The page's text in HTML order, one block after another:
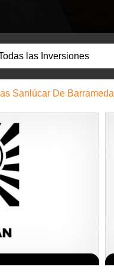
Sanlúcar De Barrameda